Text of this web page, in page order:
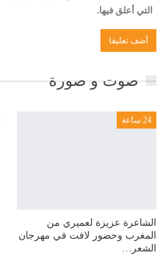
التي أعلق فيها.
صوت و صورة
24 ساعة
الشاعرة عزيزة لعميري من
المغرب وحضور لافت في مهرجان
الشعر…